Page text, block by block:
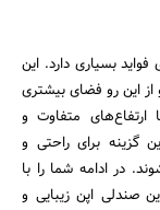
بسیاری دارد. این
از این رو فضای بیشتری
ارتفاع‌های متفاوت و
گزینه برای راحتی و
در ادامه شما را با
صندلی اپن زیبایی و